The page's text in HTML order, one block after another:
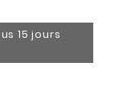
15 jours